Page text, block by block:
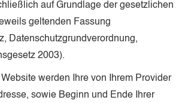
auf Grundlage der gesetzlichen
geltenden Fassung
Datenschutzgrundverordnung,
2003).
werden Ihre von Ihrem Provider
sowie Beginn und Ende Ihrer